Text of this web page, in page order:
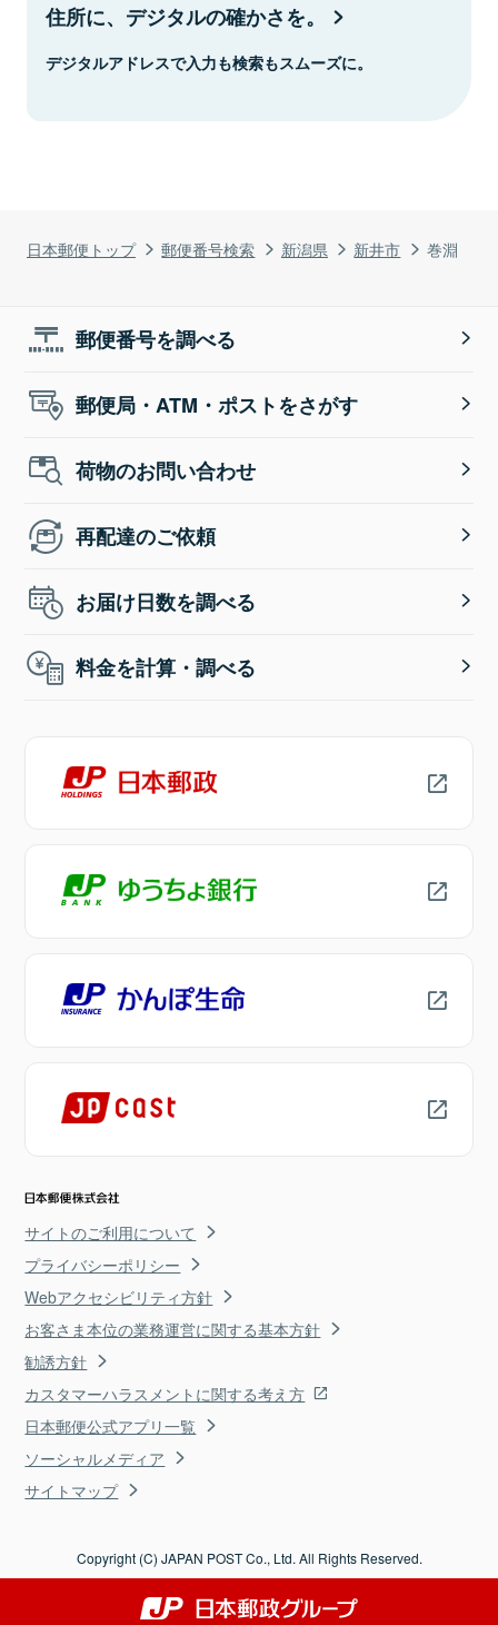
日本郵便トップ 郵便番号検索 新潟県 新井市 巻淵
住所に、デジタルの確かさを。
デジタルアドレスで入力も検索もスムーズに。
郵便番号を調べる
郵便局・ATM・ポストをさがす
荷物のお問い合わせ
再配達のご依頼
お届け日数を調べる
料金を計算・調べる
サイトのご利用について
プライバシーポリシー
Webアクセシビリティ方針
お客さま本位の業務運営に関する基本方針
勧誘方針
カスタマーハラスメントに関する考え方
日本郵便公式アプリ一覧
ソーシャルメディア
サイトマップ
Copyright (C) JAPAN POST Co., Ltd. All Rights Reserved.